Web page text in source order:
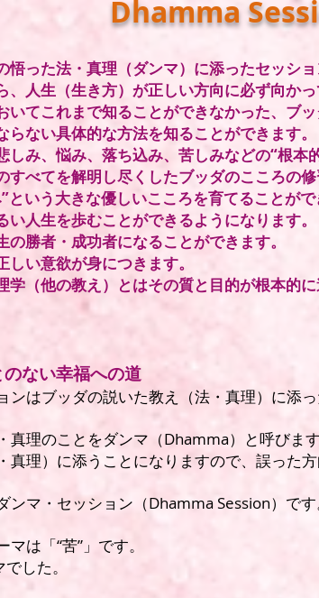
Dhamma
悟った法・真理（ダンマ）に添ったセッショ
、人生（生き方）が正しい方向に必ず向かっ
いてこれまで知ることができなかった、ブ
らない具体的な方法を知ることができます。
しみ、悩み、落ち込み、苦しみなどの“根本
すべてを解明し尽くしたブッダのこころの修
”という大きな優しいこころを育てることがで
い人生を歩むことができるようになります。
の勝者・成功者になることができます。
しい意欲が身につきます。
学（他の教え）とはその質と目的が根本的に
ない幸福への道
ンはブッダの説いた教え（法・真理）に添
真理のことをダンマ（Dhamma）と呼びます
真理）に添うことになりますので、誤った
ンマ・セッション（Dhamma Session）です
は「“苦”」です。
した。